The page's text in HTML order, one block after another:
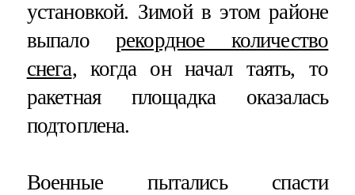
установкой. Зимой в этом районе
выпало рекордное количество
снега, когда он начал таять, то
ракетная площадка оказалась
подтоплена.
Военные пытались спасти